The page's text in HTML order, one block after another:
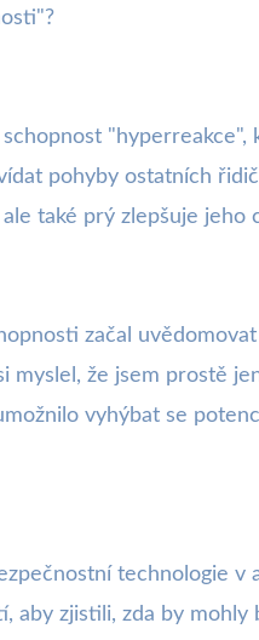
"hyperreakce",
pohyby ostatních
také prý zlepšuje jeho
začal
myslel, že jsem prostě
vyhýbat se
technologie v
aby zjistili, zda by mohly